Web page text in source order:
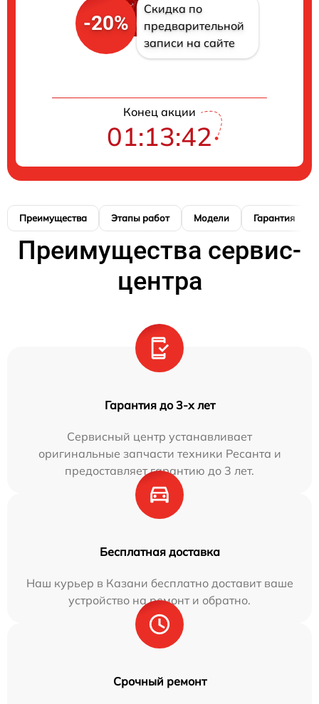
-20%
Скидка по
предварительной
записи на сайте
Конец акции
01:13:41
Преимущества Этапы работ Модели Гарантия
Преимущества сервис-
центра
Гарантия до 3-х лет
Сервисный центр устанавливает
оригинальные запчасти техники Ресанта и
предоставляет гарантию до 3 лет.
Бесплатная доставка
Наш курьер в Казани бесплатно доставит ваше
устройство на ремонт и обратно.
Срочный ремонт